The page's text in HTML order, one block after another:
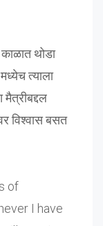
थोडा
त्याला
विश्वास बसत
of
I have